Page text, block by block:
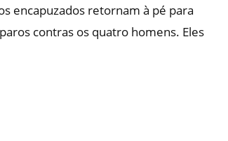
encapuzados retornam à pé para
contras os quatro homens. Eles